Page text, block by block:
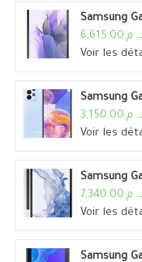
Samsung
م.6,615.00
Voir les
Samsung
م.3,150.00
Voir les
Samsung
م.7,340.00
Voir les
Samsung